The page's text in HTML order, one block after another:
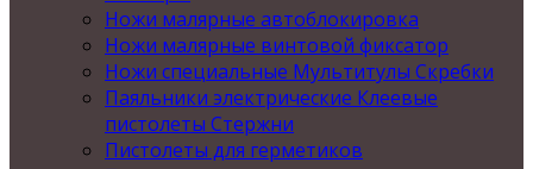
Ножи малярные автоблокировка
Ножи малярные винтовой фиксатор
Ножи специальные Мультитулы Скребки
Паяльники электрические Клеевые
пистолеты Стержни
Пистолеты для герметиков